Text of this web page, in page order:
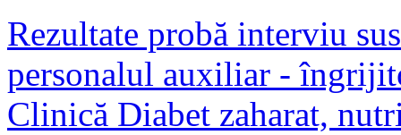
Rezultate probă interviu
personalul auxiliar -
Clinică Diabet zaharat,